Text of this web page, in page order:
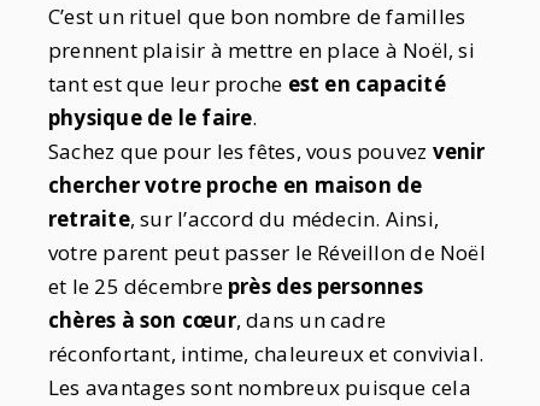
C’est un rituel que bon nombre de familles
prennent plaisir à mettre en place à Noël, si
tant est que leur proche est en capacité
physique de le faire.
Sachez que pour les fêtes, vous pouvez venir
chercher votre proche en maison de
retraite, sur l’accord du médecin. Ainsi,
votre parent peut passer le Réveillon de Noël
et le 25 décembre près des personnes
chères à son cœur, dans un cadre
réconfortant, intime, chaleureux et convivial.
Les avantages sont nombreux puisque cela